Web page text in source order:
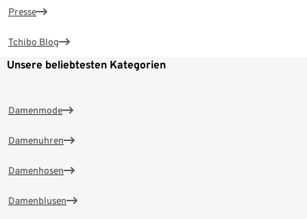
Presse
Tchibo Blog
Unsere beliebtesten Kategorien
Damenmode
Damenuhren
Damenhosen
Damenblusen